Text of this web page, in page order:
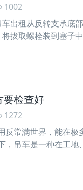
1002
租从反转支承底部
拔取螺栓装到塞子
要检查好
1272
常满世界，能在极
，吊车是一种在工